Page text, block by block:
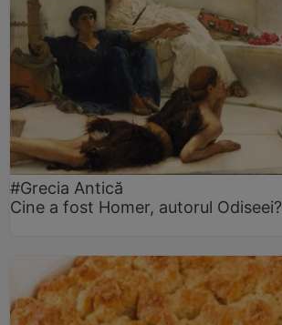
#Grecia Antică
Cine a fost Homer, autorul Odiseei?